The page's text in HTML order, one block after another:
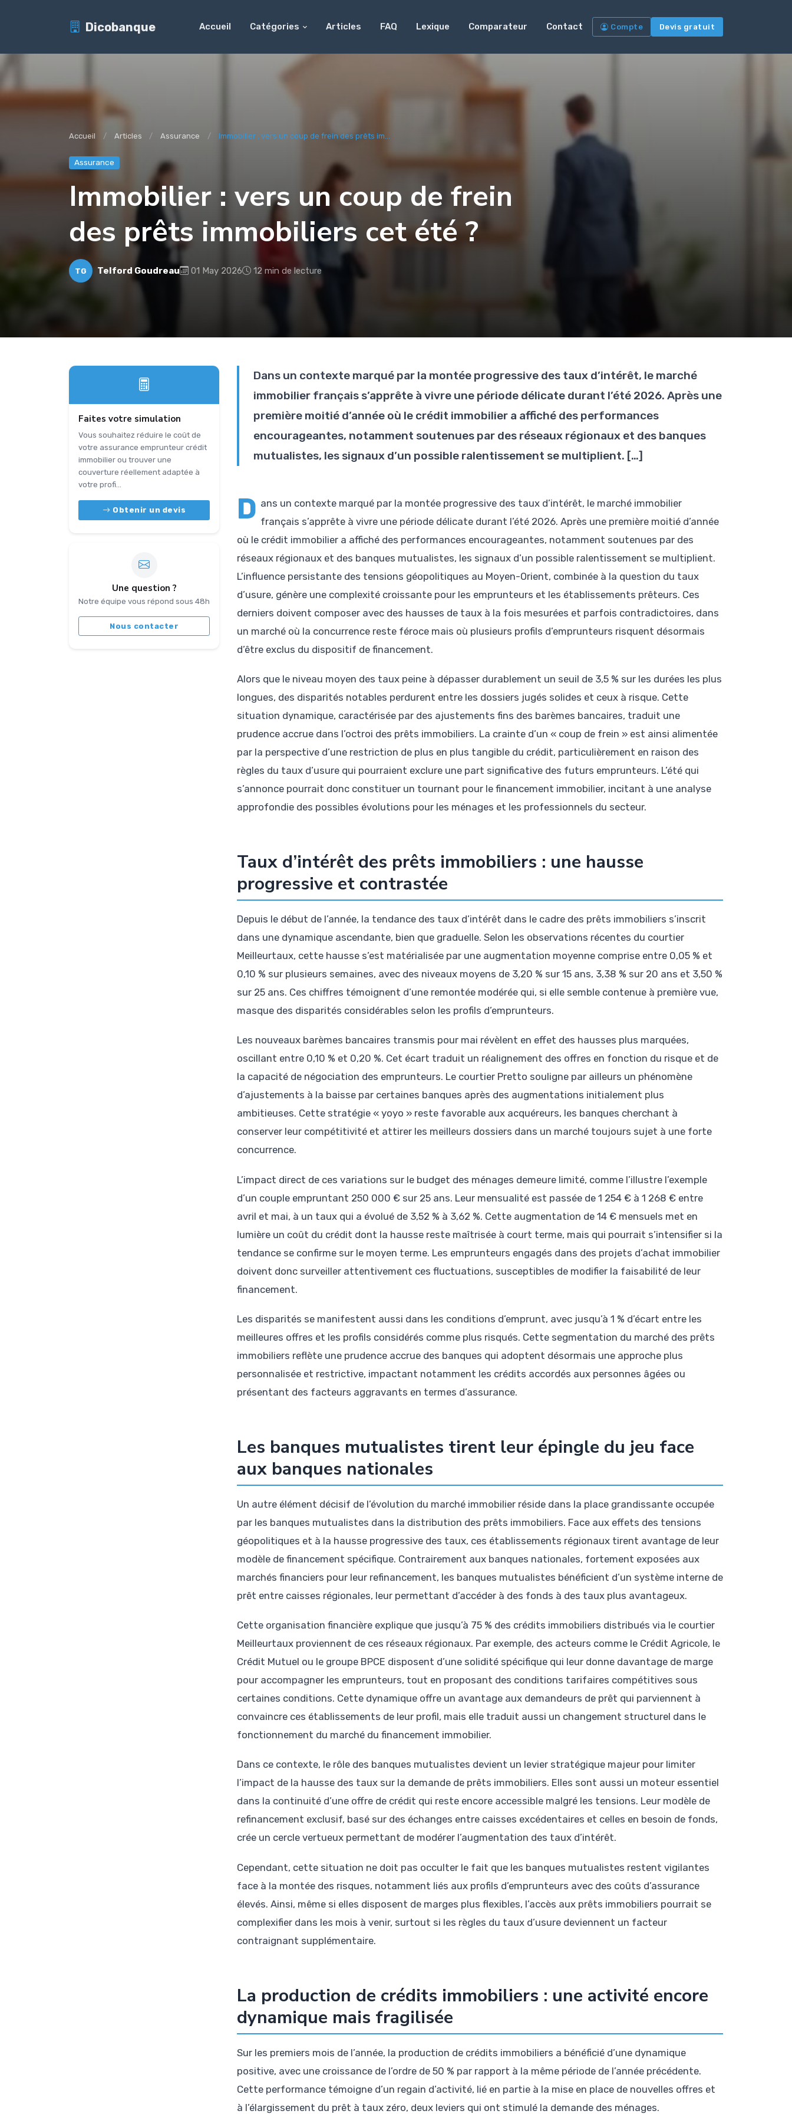
Dicobanque Accueil Catégories Articles FAQ Lexique Comparateur Contact Compte Devis gratuit
Accueil Articles Assurance Immobilier : vers un coup de frein des prêts im...
Assurance
Immobilier : vers un coup de frein
des prêts immobiliers cet été ?
TG Telford Goudreau 01 May 2026 12 min de lecture
Faites votre simulation
Vous souhaitez réduire le coût de
votre assurance emprunteur crédit
immobilier ou trouver une
couverture réellement adaptée à
votre profi...
Obtenir un devis
Une question ?
Notre équipe vous répond sous 48h
Nous contacter
Dans un contexte marqué par la montée progressive des taux d’intérêt, le marché
immobilier français s’apprête à vivre une période délicate durant l’été 2026. Après une
première moitié d’année où le crédit immobilier a affiché des performances
encourageantes, notamment soutenues par des réseaux régionaux et des banques
mutualistes, les signaux d’un possible ralentissement se multiplient. […]
D ans un contexte marqué par la montée progressive des taux d’intérêt, le marché immobilier
français s’apprête à vivre une période délicate durant l’été 2026. Après une première moitié d’année
où le crédit immobilier a affiché des performances encourageantes, notamment soutenues par des
réseaux régionaux et des banques mutualistes, les signaux d’un possible ralentissement se multiplient.
L’influence persistante des tensions géopolitiques au Moyen-Orient, combinée à la question du taux
d’usure, génère une complexité croissante pour les emprunteurs et les établissements prêteurs. Ces
derniers doivent composer avec des hausses de taux à la fois mesurées et parfois contradictoires, dans
un marché où la concurrence reste féroce mais où plusieurs profils d’emprunteurs risquent désormais
d’être exclus du dispositif de financement.
Alors que le niveau moyen des taux peine à dépasser durablement un seuil de 3,5 % sur les durées les plus
longues, des disparités notables perdurent entre les dossiers jugés solides et ceux à risque. Cette
situation dynamique, caractérisée par des ajustements fins des barèmes bancaires, traduit une
prudence accrue dans l’octroi des prêts immobiliers. La crainte d’un « coup de frein » est ainsi alimentée
par la perspective d’une restriction de plus en plus tangible du crédit, particulièrement en raison des
règles du taux d’usure qui pourraient exclure une part significative des futurs emprunteurs. L’été qui
s’annonce pourrait donc constituer un tournant pour le financement immobilier, incitant à une analyse
approfondie des possibles évolutions pour les ménages et les professionnels du secteur.
Taux d’intérêt des prêts immobiliers : une hausse
progressive et contrastée
Depuis le début de l’année, la tendance des taux d’intérêt dans le cadre des prêts immobiliers s’inscrit
dans une dynamique ascendante, bien que graduelle. Selon les observations récentes du courtier
Meilleurtaux, cette hausse s’est matérialisée par une augmentation moyenne comprise entre 0,05 % et
0,10 % sur plusieurs semaines, avec des niveaux moyens de 3,20 % sur 15 ans, 3,38 % sur 20 ans et 3,50 %
sur 25 ans. Ces chiffres témoignent d’une remontée modérée qui, si elle semble contenue à première vue,
masque des disparités considérables selon les profils d’emprunteurs.
Les nouveaux barèmes bancaires transmis pour mai révèlent en effet des hausses plus marquées,
oscillant entre 0,10 % et 0,20 %. Cet écart traduit un réalignement des offres en fonction du risque et de
la capacité de négociation des emprunteurs. Le courtier Pretto souligne par ailleurs un phénomène
d’ajustements à la baisse par certaines banques après des augmentations initialement plus
ambitieuses. Cette stratégie « yoyo » reste favorable aux acquéreurs, les banques cherchant à
conserver leur compétitivité et attirer les meilleurs dossiers dans un marché toujours sujet à une forte
concurrence.
L’impact direct de ces variations sur le budget des ménages demeure limité, comme l’illustre l’exemple
d’un couple empruntant 250 000 € sur 25 ans. Leur mensualité est passée de 1 254 € à 1 268 € entre
avril et mai, à un taux qui a évolué de 3,52 % à 3,62 %. Cette augmentation de 14 € mensuels met en
lumière un coût du crédit dont la hausse reste maîtrisée à court terme, mais qui pourrait s’intensifier si la
tendance se confirme sur le moyen terme. Les emprunteurs engagés dans des projets d’achat immobilier
doivent donc surveiller attentivement ces fluctuations, susceptibles de modifier la faisabilité de leur
financement.
Les disparités se manifestent aussi dans les conditions d’emprunt, avec jusqu’à 1 % d’écart entre les
meilleures offres et les profils considérés comme plus risqués. Cette segmentation du marché des prêts
immobiliers reflète une prudence accrue des banques qui adoptent désormais une approche plus
personnalisée et restrictive, impactant notamment les crédits accordés aux personnes âgées ou
présentant des facteurs aggravants en termes d’assurance.
Les banques mutualistes tirent leur épingle du jeu face
aux banques nationales
Un autre élément décisif de l’évolution du marché immobilier réside dans la place grandissante occupée
par les banques mutualistes dans la distribution des prêts immobiliers. Face aux effets des tensions
géopolitiques et à la hausse progressive des taux, ces établissements régionaux tirent avantage de leur
modèle de financement spécifique. Contrairement aux banques nationales, fortement exposées aux
marchés financiers pour leur refinancement, les banques mutualistes bénéficient d’un système interne de
prêt entre caisses régionales, leur permettant d’accéder à des fonds à des taux plus avantageux.
Cette organisation financière explique que jusqu’à 75 % des crédits immobiliers distribués via le courtier
Meilleurtaux proviennent de ces réseaux régionaux. Par exemple, des acteurs comme le Crédit Agricole, le
Crédit Mutuel ou le groupe BPCE disposent d’une solidité spécifique qui leur donne davantage de marge
pour accompagner les emprunteurs, tout en proposant des conditions tarifaires compétitives sous
certaines conditions. Cette dynamique offre un avantage aux demandeurs de prêt qui parviennent à
convaincre ces établissements de leur profil, mais elle traduit aussi un changement structurel dans le
fonctionnement du marché du financement immobilier.
Dans ce contexte, le rôle des banques mutualistes devient un levier stratégique majeur pour limiter
l’impact de la hausse des taux sur la demande de prêts immobiliers. Elles sont aussi un moteur essentiel
dans la continuité d’une offre de crédit qui reste encore accessible malgré les tensions. Leur modèle de
refinancement exclusif, basé sur des échanges entre caisses excédentaires et celles en besoin de fonds,
crée un cercle vertueux permettant de modérer l’augmentation des taux d’intérêt.
Cependant, cette situation ne doit pas occulter le fait que les banques mutualistes restent vigilantes
face à la montée des risques, notamment liés aux profils d’emprunteurs avec des coûts d’assurance
élevés. Ainsi, même si elles disposent de marges plus flexibles, l’accès aux prêts immobiliers pourrait se
complexifier dans les mois à venir, surtout si les règles du taux d’usure deviennent un facteur
contraignant supplémentaire.
La production de crédits immobiliers : une activité encore
dynamique mais fragilisée
Sur les premiers mois de l’année, la production de crédits immobiliers a bénéficié d’une dynamique
positive, avec une croissance de l’ordre de 50 % par rapport à la même période de l’année précédente.
Cette performance témoigne d’un regain d’activité, lié en partie à la mise en place de nouvelles offres et
à l’élargissement du prêt à taux zéro, deux leviers qui ont stimulé la demande des ménages.